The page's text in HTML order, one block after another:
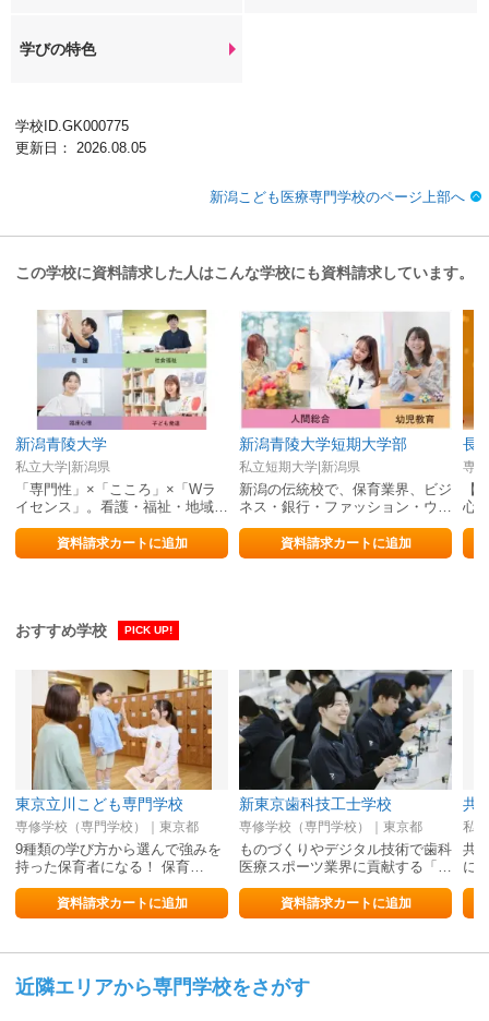
学びの特色
学校ID.GK000775
更新日： 2026.08.05
新潟こども医療専門学校のページ上部へ
この学校に資料請求した人はこんな学校にも資料請求しています。
新潟青陵大学
私立大学|新潟県
「専門性」×「こころ」×「Wラ
イセンス」。看護・福祉・地域づ
くり・心理・子どもを新潟の伝統
校で学ぶ。資料請求カートに追加
新潟青陵大学短期大学部
私立短期大学|新潟県
新潟の伝統校で、保育業界、ビジ
ネス・銀行・ファッション・ウェ
ディング・ホテル業界で活躍する
力を修得！資料請求カートに追加
専
【
心
N-
おすすめ学校 PICK UP!
東京立川こども専門学校
専修学校（専門学校）｜東京都
9種類の学び方から選んで強みを
持った保育者になる！ 保育…
資料請求カートに追加
新東京歯科技工士学校
専修学校（専門学校）｜東京都
ものづくりやデジタル技術で歯科
医療スポーツ業界に貢献する「…
資料請求カートに追加
共
私
共
に
近隣エリアから専門学校をさがす